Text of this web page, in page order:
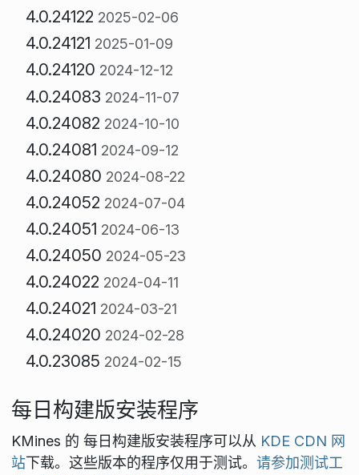
4.0.24122 2025-02-06
4.0.24121 2025-01-09
4.0.24120 2024-12-12
4.0.24083 2024-11-07
4.0.24082 2024-10-10
4.0.24081 2024-09-12
4.0.24080 2024-08-22
4.0.24052 2024-07-04
4.0.24051 2024-06-13
4.0.24050 2024-05-23
4.0.24022 2024-04-11
4.0.24021 2024-03-21
4.0.24020 2024-02-28
4.0.23085 2024-02-15
每日构建版安装程序
KMines 的 每日构建版安装程序可以从 KDE CDN 网
站下载。这些版本的程序仅用于测试。 请参加测试工